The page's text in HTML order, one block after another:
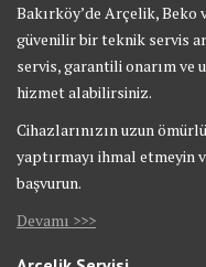
Bakırköy’de Arçelik, Beko
güvenilir bir teknik servis
servis, garantili onarım ve
hizmet alabilirsiniz.
Cihazlarınızın uzun
yaptırmayı ihmal etmeyin
başvurun.
Devamı >>>